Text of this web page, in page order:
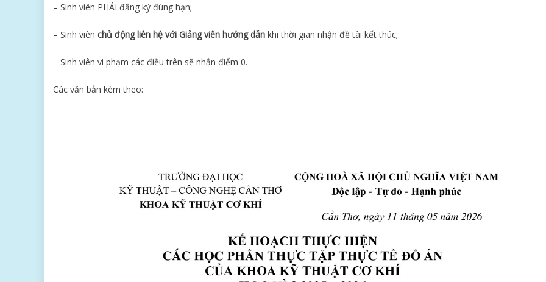
– Sinh viên PHẢI đăng ký đúng hạn;
– Sinh viên chủ động liên hệ với Giảng viên hướng dẫn khi thời gian nhận đề tài kết thúc;
– Sinh viên vi phạm các điều trên sẽ nhận điểm 0.
Các văn bản kèm theo: